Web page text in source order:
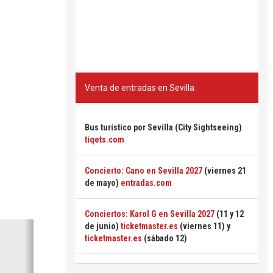
Venta de entradas en Sevilla
Bus turístico por Sevilla (City Sightseeing)
tiqets.com
Concierto: Cano en Sevilla 2027 (viernes 21
de mayo) entradas.com
Conciertos: Karol G en Sevilla 2027 (11 y 12
de junio) ticketmaster.es (viernes 11) y
ticketmaster.es (sábado 12)